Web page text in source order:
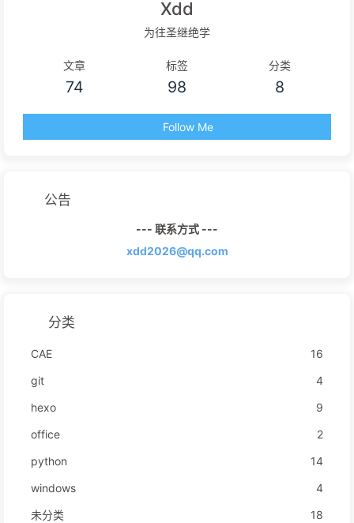
Xdd
为往圣继绝学
文章
74
标签
98
分类
8
Follow Me
公告
--- 联系方式 ---
xdd2026@qq.com
分类
CAE
16
git
4
hexo
9
office
2
python
14
windows
4
未分类
18